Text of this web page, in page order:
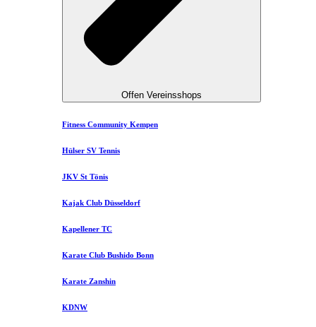
Offen Vereinsshops
Fitness Community Kempen
Hülser SV Tennis
JKV St Tönis
Kajak Club Düsseldorf
Kapellener TC
Karate Club Bushido Bonn
Karate Zanshin
KDNW